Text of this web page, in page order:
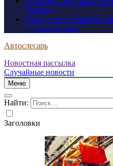
Украине
Ехать через греков:
россиянам визы
Автослесарь
Новостная рассылка
Случайные новости
Меню
Найти:
Заголовки